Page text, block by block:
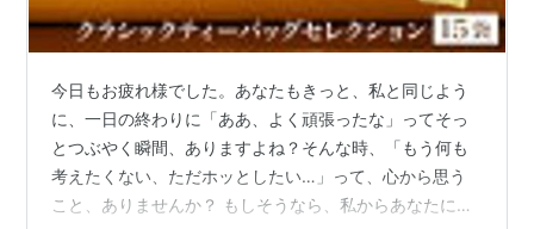
今日もお疲れ様でした。あなたもきっと、私と同じよう
に、一日の終わりに「ああ、よく頑張ったな」ってそっ
とつぶやく瞬間、ありますよね？そんな時、「もう何も
考えたくない、ただホッとしたい…」って、心から思う
こと、ありませんか？ もしそうなら、私からあなたに、